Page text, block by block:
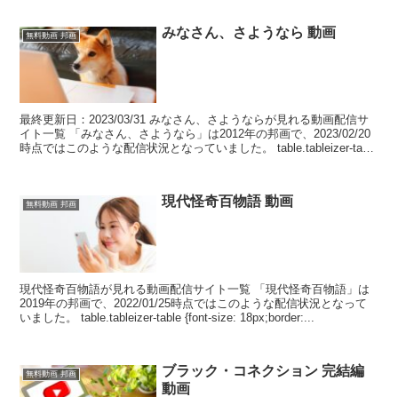
無料動画 邦画 みなさん、さようなら 動画
最終更新日：2023/03/31 みなさん、さようならが見れる動画配信サ
イト一覧 「みなさん、さようなら」は2012年の邦画で、2023/02/20
時点ではこのような配信状況となっていました。 table.tableizer-table
無料動画 邦画 現代怪奇百物語 動画
現代怪奇百物語が見れる動画配信サイト一覧 「現代怪奇百物語」は
2019年の邦画で、2022/01/25時点ではこのような配信状況となって
いました。 table.tableizer-table {font-size: 18px;border:...
無料動画 邦画
ブラック・コネクション 完結編
動画